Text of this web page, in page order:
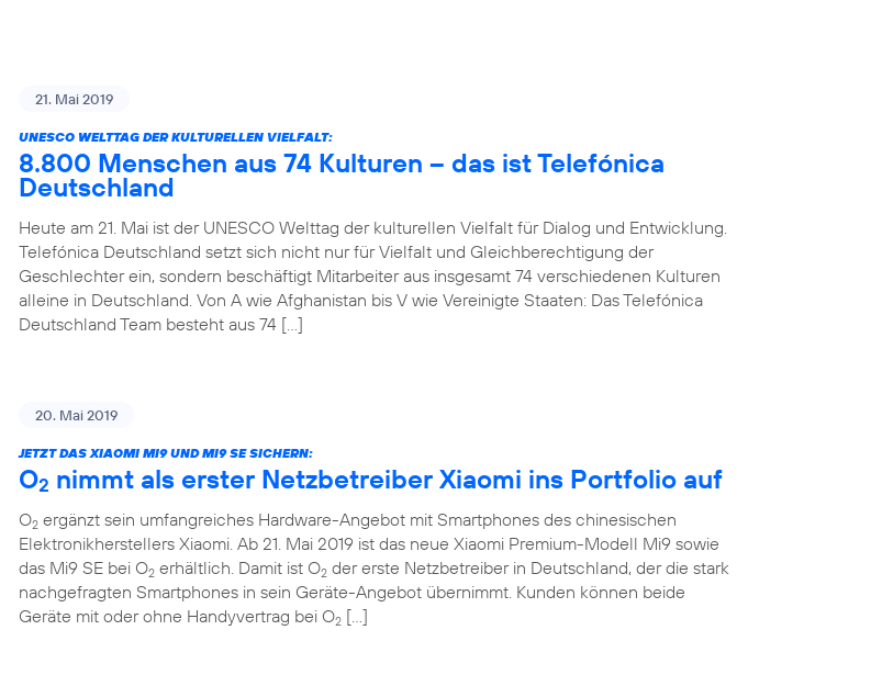
21. Mai 2019
UNESCO WELTTAG DER KULTURELLEN VIELFALT:
8.800 Menschen aus 74 Kulturen – das ist Telefónica
Deutschland
Heute am 21. Mai ist der UNESCO Welttag der kulturellen Vielfalt für Dialog und Entwicklung.
Telefónica Deutschland setzt sich nicht nur für Vielfalt und Gleichberechtigung der
Geschlechter ein, sondern beschäftigt Mitarbeiter aus insgesamt 74 verschiedenen Kulturen
alleine in Deutschland. Von A wie Afghanistan bis V wie Vereinigte Staaten: Das Telefónica
Deutschland Team besteht aus 74 […]
20. Mai 2019
JETZT DAS XIAOMI MI9 UND MI9 SE SICHERN:
O2 nimmt als erster Netzbetreiber Xiaomi ins Portfolio auf
O2 ergänzt sein umfangreiches Hardware-Angebot mit Smartphones des chinesischen
Elektronikherstellers Xiaomi. Ab 21. Mai 2019 ist das neue Xiaomi Premium-Modell Mi9 sowie
das Mi9 SE bei O2 erhältlich. Damit ist O2 der erste Netzbetreiber in Deutschland, der die stark
nachgefragten Smartphones in sein Geräte-Angebot übernimmt. Kunden können beide
Geräte mit oder ohne Handyvertrag bei O2 […]